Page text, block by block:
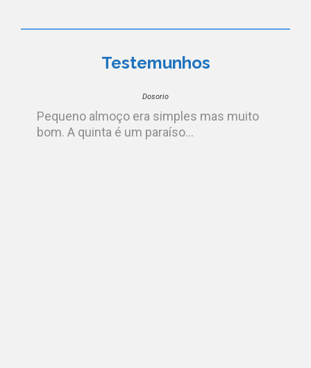
Testemunhos
Dosorio
Pequeno almoço era simples mas muito
bom. A quinta é um paraíso...